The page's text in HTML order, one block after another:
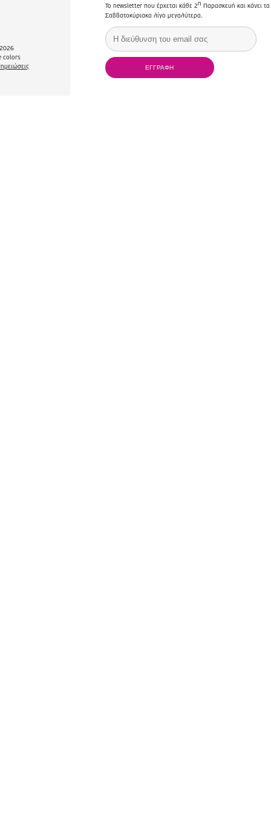
colors
Το newsletter που έρχεται κάθε 2η Παρασκευή και κάνει τα
Σαββατοκύριακα λίγο μεγαλύτερα.